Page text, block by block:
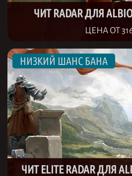
ЧИТ RADAR ДЛЯ
ЦЕНА ОТ
ЧИТ ELITE RADAR ДЛЯ